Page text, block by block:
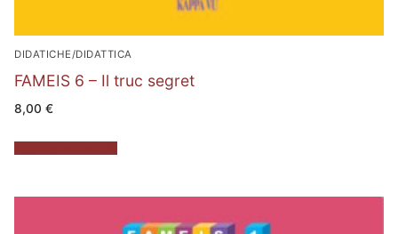
DIDATICHE/DIDATTICA
FAMEIS 6 – Il truc segret
8,00 €